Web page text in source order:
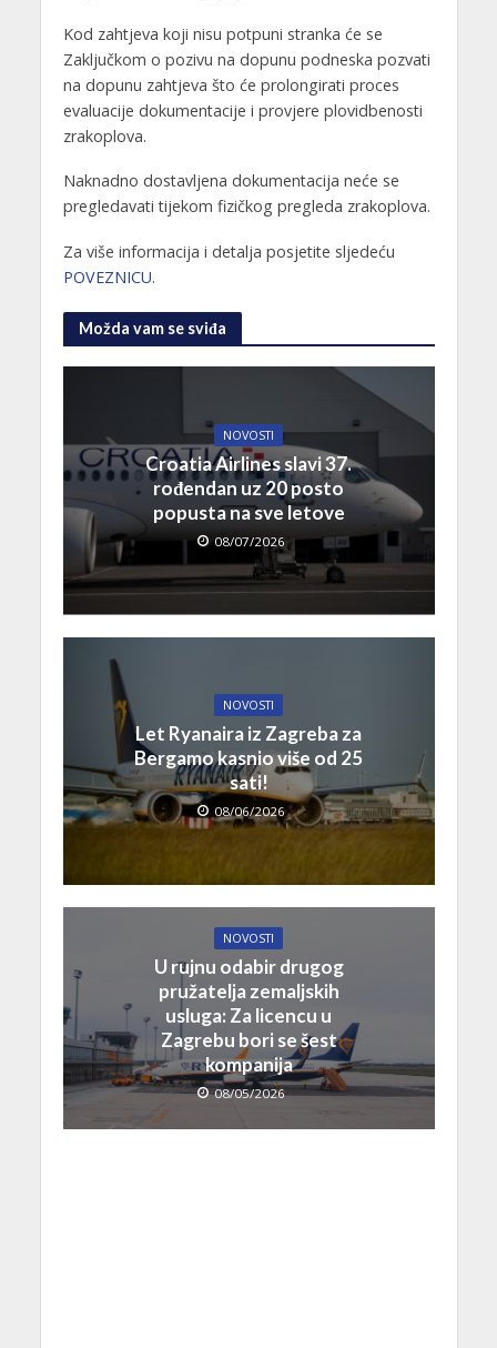
Kod zahtjeva koji nisu potpuni stranka će se
Zaključkom o pozivu na dopunu podneska pozvati
na dopunu zahtjeva što će prolongirati proces
evaluacije dokumentacije i provjere plovidbenosti
zrakoplova.
Naknadno dostavljena dokumentacija neće se
pregledavati tijekom fizičkog pregleda zrakoplova.
Za više informacija i detalja posjetite sljedeću
POVEZNICU.
Možda vam se sviđa
NOVOSTI
Croatia Airlines slavi 37.
rođendan uz 20 posto
popusta na sve letove
08/07/2026
NOVOSTI
Let Ryanaira iz Zagreba za
Bergamo kasnio više od 25
sati!
08/06/2026
NOVOSTI
U rujnu odabir drugog
pružatelja zemaljskih
usluga: Za licencu u
Zagrebu bori se šest
kompanija
08/05/2026